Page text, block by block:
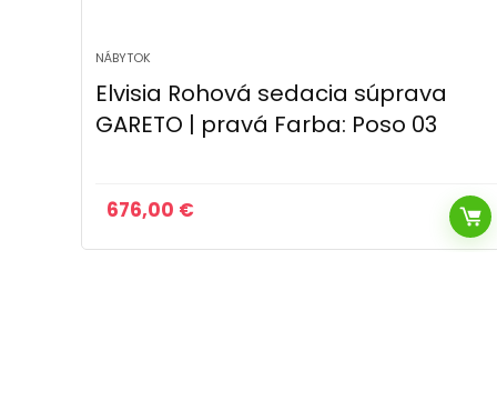
NÁBYTOK
Elvisia Rohová sedacia súprava
GARETO | ľavá Farba: Poso 60
676,00 €